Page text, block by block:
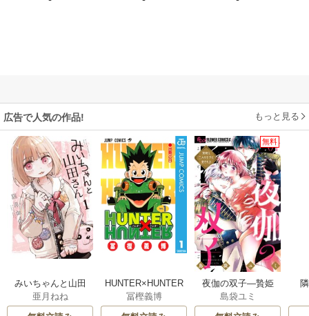
広告で人気の作品! もっと見る
みいちゃんと山田
さん
亜月ねね
HUNTER×HUNTER
モノクロ版
冨樫義博
無料
夜伽の双子―贄姫
は二人の王子に愛
される―
島袋ユミ